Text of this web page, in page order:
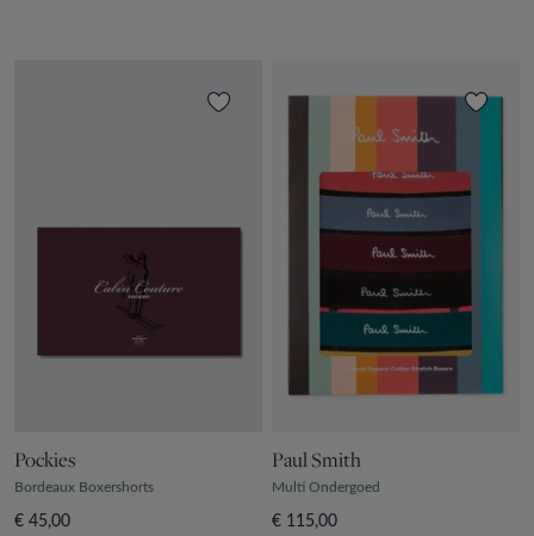
Pockies
Bordeaux Boxershorts
€ 45,00
Paul Smith
Multi Ondergoed
€ 115,00